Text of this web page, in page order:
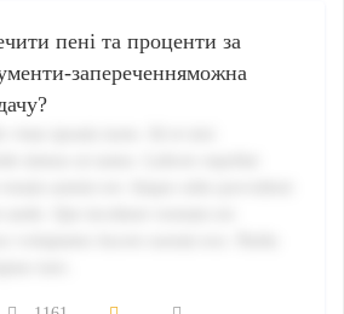
пені та проценти за
запереченняможна